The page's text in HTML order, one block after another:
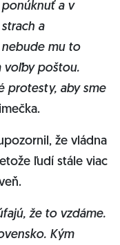
a v
a
mu to
voľby poštou.
protesty, aby sme
že vládna
ľudí stále viac
že to vzdáme.
Kým